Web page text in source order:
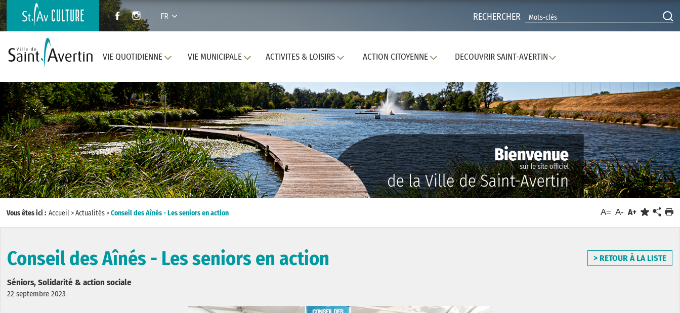
FR RECHERCHER
VIE QUOTIDIENNE VIE MUNICIPALE ACTIVITES & LOISIRS ACTION CITOYENNE DECOUVRIR SAINT-AVERTIN
Vous êtes ici : Accueil>Actualités>Conseil des Aînés - Les seniors en action A= A- A+
Conseil des Aînés - Les seniors en action > RETOUR À LA LISTE
Séniors, Solidarité & action sociale
22 septembre 2023